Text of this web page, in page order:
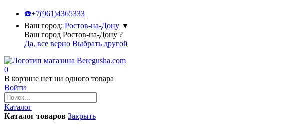
☎️+7(961)4365333
Ваш город: Ростов-на-Дону ▼
Ваш город Ростов-на-Дону ?
Да, все верно Выбрать другой
0
В корзине нет ни одного товара
Войти
Каталог
Каталог товаров Закрыть